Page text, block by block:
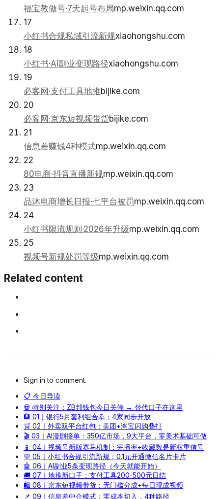
福宝教做号·7天起号布局mp.weixin.qq.com
17
小红书合规私域引流新规xiaohongshu.com
18
小红书·AI副业变现路径xiaohongshu.com
19
必客网·支付工具地推bijike.com
20
必客网·京东短视频带货bijike.com
21
信息差赚钱4种模式mp.weixin.qq.com
22
80电商·抖音直播新规mp.weixin.qq.com
23
品沐电商增长日报·七平台被罚mp.weixin.qq.com
24
小红书限流规则·2026年升级mp.weixin.qq.com
25
视频号新规处罚等级mp.weixin.qq.com
Related content
Sign in to comment.
📋 今日导读
💀 特别关注：ZB邦钱包今日关停 → 替代口子在这里
🏦 01｜银行5月套利组合拳：4家同步开放
🛒 02｜外卖双平台红包：美团+淘宝闪购叠打
🎬 03｜AI漫剧接单：350亿市场，9大平台，零美术基础可做
📱 04｜视频号新版赛马机制：完播率+收藏数是新权重信号
💬 05｜小红书合规引流新规：0.1元开通微信名片卡片
🤖 06｜AI副业5条变现路径（今天就能开始）
🚚 07｜地推新口子：支付工具200-500元日结
🛍️ 08｜京东短视频带货：无门槛分成+每日现成视频
📌 09｜信息差中介模式：零成本切入，4种路径